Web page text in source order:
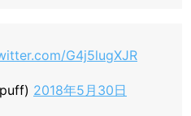
G4j5lugXJR
2018年5月30日